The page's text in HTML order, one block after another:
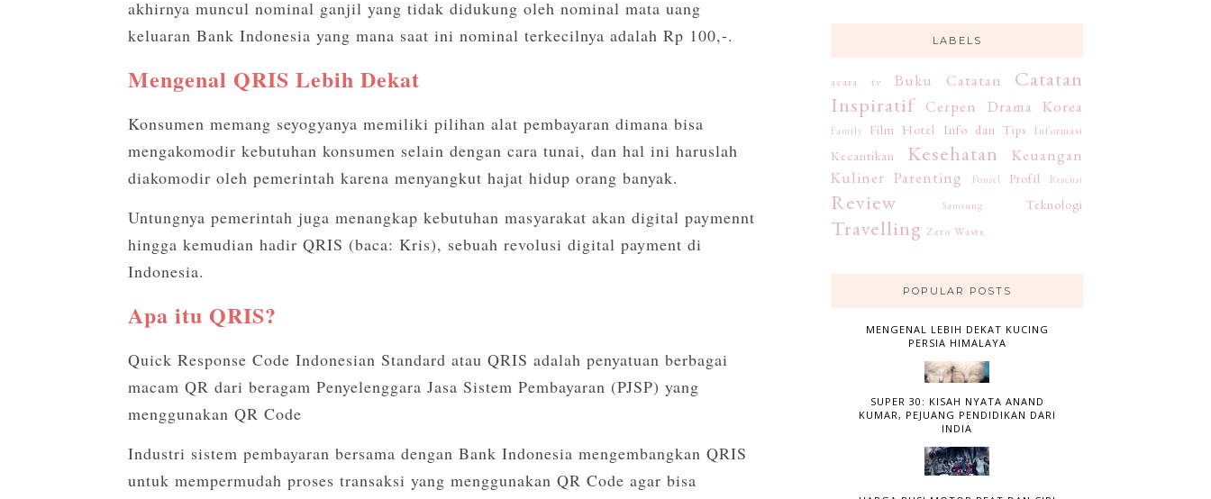
akhirnya muncul nominal ganjil yang tidak didukung oleh nominal mata uang
keluaran Bank Indonesia yang mana saat ini nominal terkecilnya adalah Rp 100,-.
Mengenal QRIS Lebih Dekat
Konsumen memang seyogyanya memiliki pilihan alat pembayaran dimana bisa
mengakomodir kebutuhan konsumen selain dengan cara tunai, dan hal ini haruslah
diakomodir oleh pemerintah karena menyangkut hajat hidup orang banyak.
Untungnya pemerintah juga menangkap kebutuhan masyarakat akan digital paymennt
hingga kemudian hadir QRIS (baca: Kris), sebuah revolusi digital payment di
Indonesia.
Apa itu QRIS?
Quick Response Code Indonesian Standard atau QRIS adalah penyatuan berbagai
macam QR dari beragam Penyelenggara Jasa Sistem Pembayaran (PJSP) yang
menggunakan QR Code
Industri sistem pembayaran bersama dengan Bank Indonesia mengembangkan QRIS
untuk mempermudah proses transaksi yang menggunakan QR Code agar bisa
LABELS
acara tv Buku Catatan
Catatan
Inspiratif Cerpen Drama Korea
Family Film Hotel Info dan Tips Informasi
Kecantikan Kesehatan
Keuangan
Kuliner Parenting Ponsel Profil Resensi
Review Samsung Teknologi
Travelling Zero Waste
POPULAR POSTS
MENGENAL LEBIH DEKAT KUCING
PERSIA HIMALAYA
SUPER 30: KISAH NYATA ANAND
KUMAR, PEJUANG PENDIDIKAN DARI
INDIA